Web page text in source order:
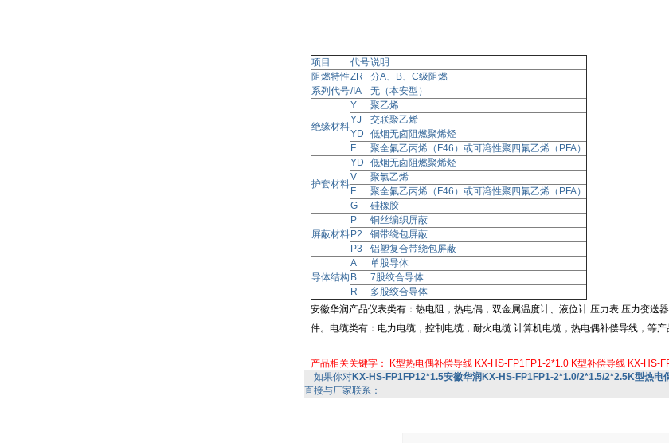
项目 代号说明
阻燃特性ZR
分A、B、C级阻燃
系列代号/IA 无（本安型）
绝缘材料
Y
聚乙烯
YJ
交联聚乙烯
YD
低烟无卤阻燃聚烯烃
F
聚全氟乙丙烯（F46）或可溶性聚四氟乙烯（PFA）
护套材料
YD
低烟无卤阻燃聚烯烃
V
聚氯乙烯
F
聚全氟乙丙烯（F46）或可溶性聚四氟乙烯（PFA）
G
硅橡胶
屏蔽材料
P
铜丝编织屏蔽
P2
铜带绕包屏蔽
P3
铝塑复合带绕包屏蔽
导体结构
A
单股导体
B
7股绞合导体
R
多股绞合导体
安徽华润产品仪表类有：热电阻，热电偶，双金属温度计、液位计 压力表 压力变送
件。电缆类有：电力电缆，控制电缆，耐火电缆 计算机电缆，热电偶补偿导线，等
产品相关关键字： K型热电偶补偿导线 KX-HS-FP1FP1-2*1.0 K型补偿导线 KX-HS-
如果你对KX-HS-FP1FP12*1.5安徽华润KX-HS-FP1FP1-2*1.0/2*1.5/2*2.5K型热电
直接与厂家联系：